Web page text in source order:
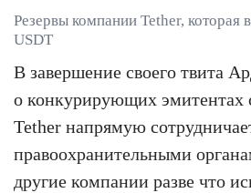
Резервы компании Tether, которая
USDT
В завершение своего твита
о конкурирующих эмитентах
Tether напрямую
правоохранительными
другие компании разве что